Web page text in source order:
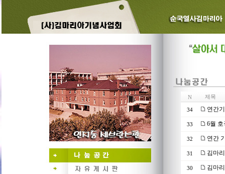
N 제목
34 연간
33 6월
32 연간
31 김마
30 김마